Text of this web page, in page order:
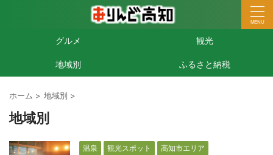
グルメ 観光
地域別 ふるさと納税
ホーム > 地域別 >
地域別
温泉 観光スポット 高知市エリア